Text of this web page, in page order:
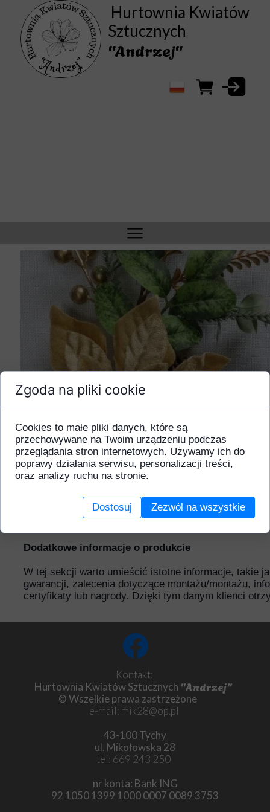
Hurtownia Kwiatów
Sztucznych
"Andrzej"
Dodatkowe informacje o produkcie
W tej sekcji warto umieścić istotne informacje, takie
gwarancji, zalecenia dotyczące montażu/montażu,
certyfikaty lub nagrody. Dzięki tym danym klienci
Kontakt:
Hurtownia Kwiatów Sztucznych "Andrzej"
© Wszelkie prawa zastrzeżone
e-mail: mik28@op.pl
43-100 Tychy
ul. Mikołowska 28
tel: 669 243 250
nr konta: Bank ING
92 1050 1399 1000 0007 0089 3753
Zgoda na pliki cookie
Cookies to małe pliki danych, które są
przechowywane na Twoim urządzeniu podczas
przeglądania stron internetowych. Używamy ich do
poprawy działania serwisu, personalizacji treści,
oraz analizy ruchu na stronie.
Dostosuj Zezwól na wszystkie